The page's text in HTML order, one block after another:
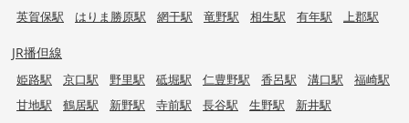
英賀保駅
はりま勝原駅 網干駅 竜野駅 相生駅 有年駅 上郡駅
JR播但線
姫路駅 京口駅 野里駅 砥堀駅 仁豊野駅 香呂駅 溝口駅
福崎駅
甘地駅
鶴居駅 新野駅 寺前駅 長谷駅 生野駅 新井駅